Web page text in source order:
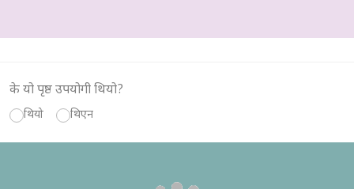
के यो पृष्ठ उपयोगी थियो?
थियो थिएन